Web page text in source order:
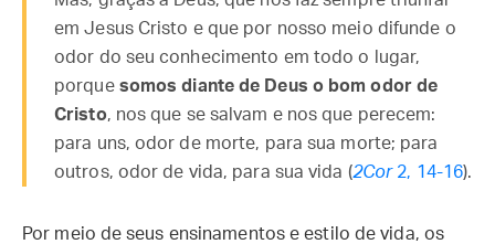
em Jesus Cristo e que por nosso meio difunde o
odor do seu conhecimento em todo o lugar,
porque somos diante de Deus o bom odor de
Cristo, nos que se salvam e nos que perecem:
para uns, odor de morte, para sua morte; para
outros, odor de vida, para sua vida (2Cor2, 14-16).
Por meio de seus ensinamentos e estilo de vida, os